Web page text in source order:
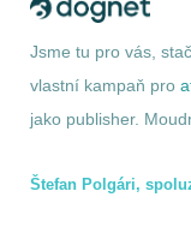
Jsme tu pro vás,
vlastní kampaň pro
jako publisher.
Štefan Polgári,